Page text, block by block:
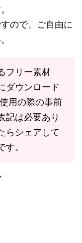
ので、ご自由に
フリー素材
ダウンロード
用の際の事前
記は必要あり
らシェアして
。